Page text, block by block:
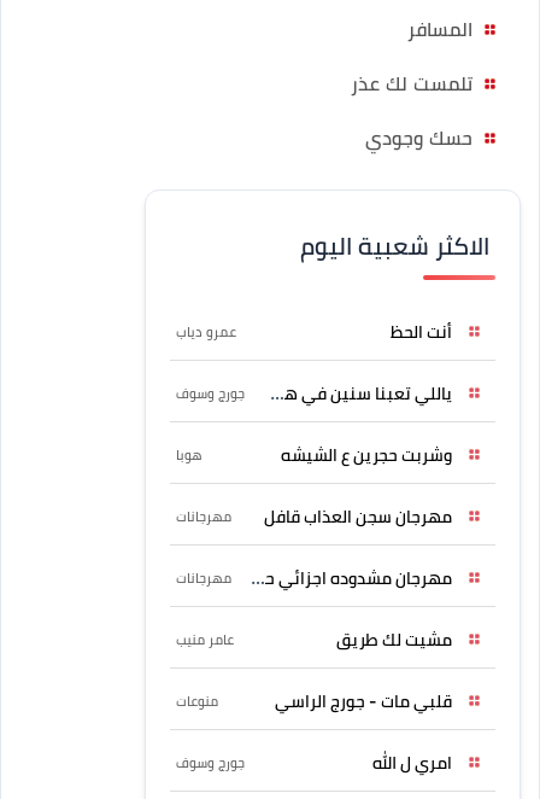
المسافر
تلمست لك عذر
حسك وجودي
الاكثر شعبية اليوم
أنت الحظ عمرو دياب
ياللي تعبنا سنين في هواه جورج وسوف
وشربت حجرين ع الشيشه هوبا
مهرجان سجن العذاب قافل مهرجانات
مهرجان مشدوده اجزائي حربونى مهرجانات
مشيت لك طريق عامر منيب
قلبي مات - جورج الراسي منوعات
امري ل الله جورج وسوف